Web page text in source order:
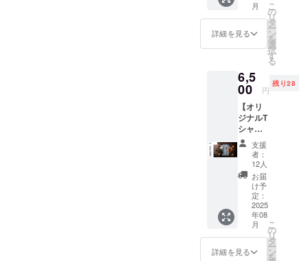
リジナ
ルデザ
イン。
（写真
はイ
ジ） こ
れから
百名山
を目指
す方に
も使っ
て欲し
いと、
既に百
名山を
達成さ
れたデ
ザイ
ナー"ニ
シハタ
氏"によ
るデザ
月
詳細を見る
こ
の
リ
タ
ー
ン
を
選
択
す
る
6,5
00 円
残り28
【オリ
ジナルT
シャ
ツ】 日
本百名
山をイ
メージ
したオ
リジナ
ルデザ
インT。
（写真
はイ
メー
支援
者：
12人
お届
け予
定：
2025
年08
月
詳細を見る
こ
の
リ
タ
ー
ン
を